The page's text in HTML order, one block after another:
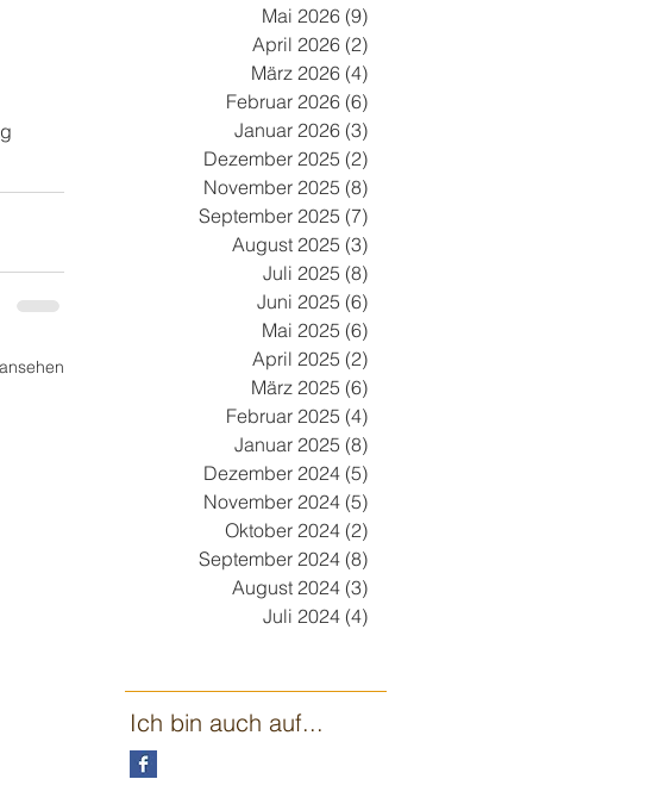
Mai 2026 (9)
April 2026 (2)
März 2026 (4)
Februar 2026 (6)
Januar 2026 (3)
Dezember 2025 (2)
November 2025 (8)
September 2025 (7)
August 2025 (3)
Juli 2025 (8)
Juni 2025 (6)
Mai 2025 (6)
April 2025 (2)
März 2025 (6)
Februar 2025 (4)
Januar 2025 (8)
Dezember 2024 (5)
November 2024 (5)
Oktober 2024 (2)
September 2024 (8)
August 2024 (3)
Juli 2024 (4)
Ich bin auch auf...